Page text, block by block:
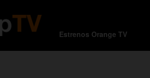
Estrenos Orange TV